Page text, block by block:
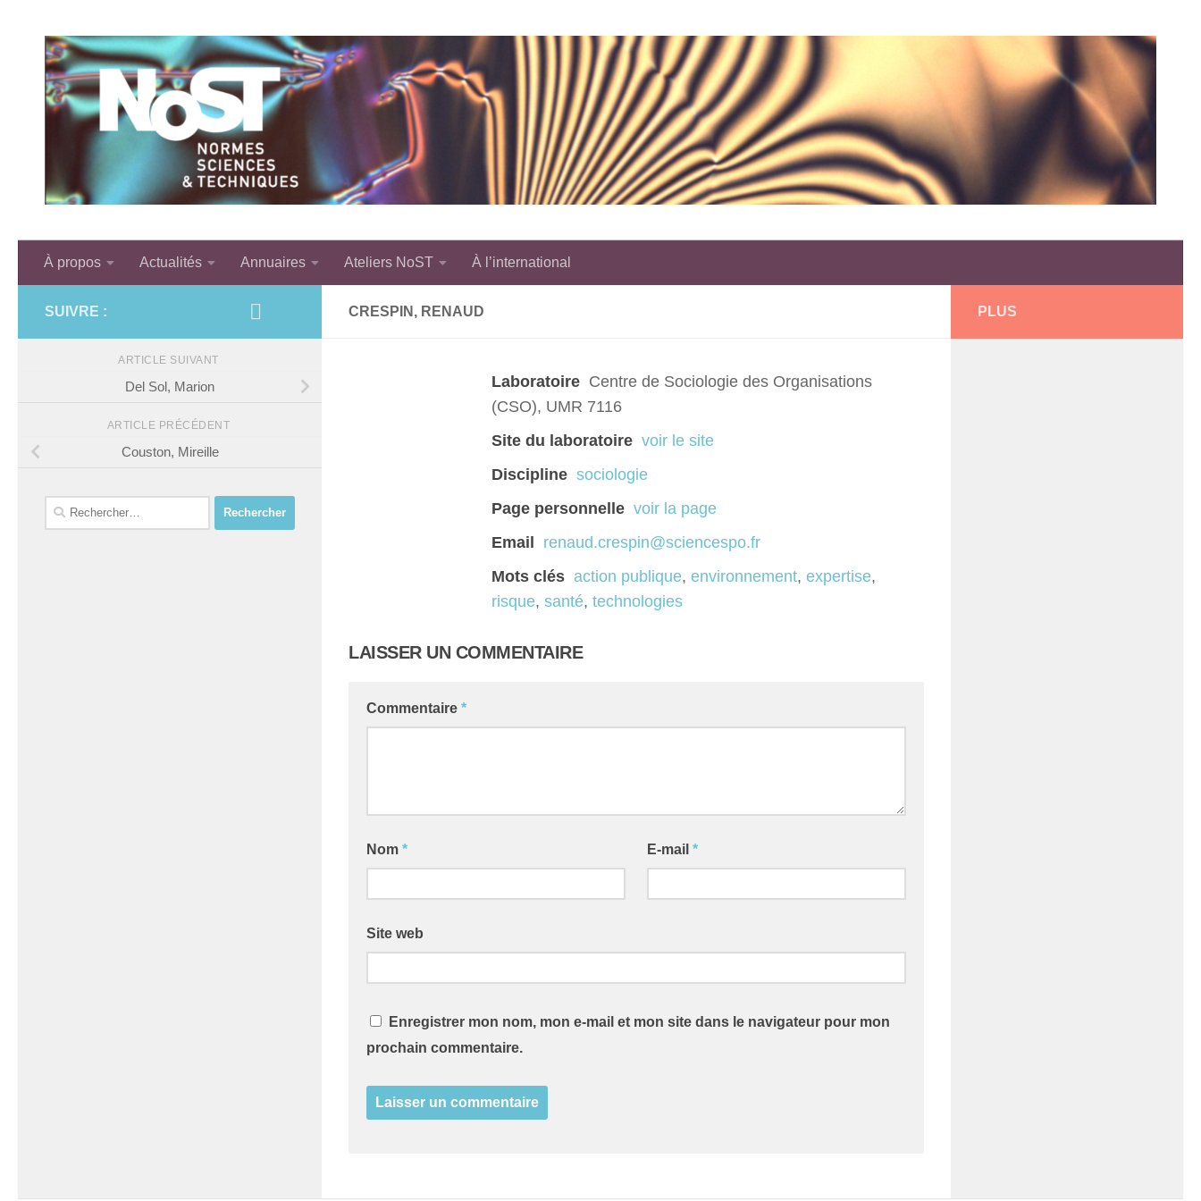
À propos Actualités Annuaires Ateliers NoST À l’international
CRESPIN, RENAUD
Laboratoire Centre de Sociologie des Organisations
(CSO), UMR 7116
Site du laboratoire voir le site
Discipline sociologie
Page personnelle voir la page
Email
renaud.crespin@sciencespo.fr
Mots clés action publique, environnement, expertise,
risque, santé, technologies
LAISSER UN COMMENTAIRE
Commentaire *
Nom * E-mail*
Site web
Enregistrer mon nom, mon e-mail et mon site dans le navigateur pour mon
prochain commentaire.
SUIVRE :
ARTICLE SUIVANT
Del Sol, Marion
ARTICLE PRÉCÉDENT
Couston, Mireille
Rechercher :
PLUS